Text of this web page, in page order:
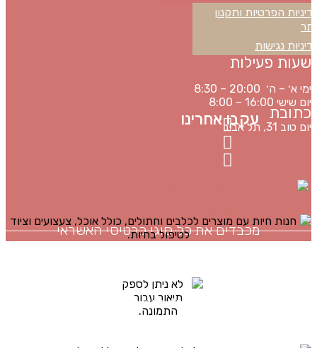
מדיניותהפרטיות ותקנון
נגישות
שעות פעילות
ימי א׳ – ה׳ 20:00 – 8:30
יום שישי 16:00 – 8:00
כתובת
יום טוב 31, תל אביב עקבו אחרינו
מכבדים את כל סוגי כרטיסי האשראי
כל הזכויות שמורות ל